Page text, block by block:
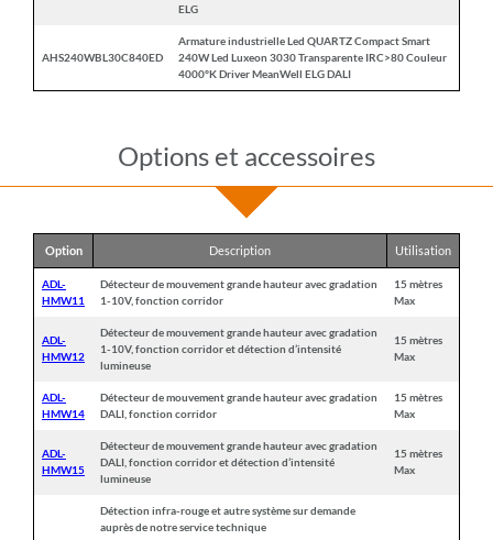
ELG
AHS240WBL30C840ED
Armature industrielle Led QUARTZ Compact Smart
240W Led Luxeon 3030 Transparente IRC>80 Couleur
4000°K Driver MeanWell ELG DALI
Options et accessoires
Option Description Utilisation
ADL-
HMW11
Détecteur de mouvement grande hauteur avec gradation
1-10V, fonction corridor
15 mètres
Max
ADL-
HMW12
Détecteur de mouvement grande hauteur avec gradation
1-10V, fonction corridor et détection d’intensité
lumineuse
15 mètres
Max
ADL-
HMW14
Détecteur de mouvement grande hauteur avec gradation
DALI, fonction corridor
15 mètres
Max
ADL-
HMW15
Détecteur de mouvement grande hauteur avec gradation
DALI, fonction corridor et détection d’intensité
lumineuse
15 mètres
Max
Détection infra-rouge et autre système sur demande
auprès de notre service technique